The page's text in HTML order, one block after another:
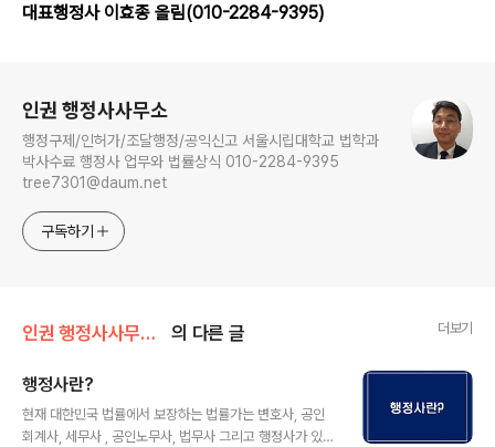
대표행정사 이효종 올림(010-2284-9395)
인권 행정사사무소
행정구제/인허가/조달행정/공익신고 서울시립대학교 법학과
박사수료 행정사 업무와 법률상식 010-2284-9395
tree7301@daum.net
구독하기
인권 행정사사무소 소개 의 다른 글 더보기
행정사란?
현재 대한민국 법률에서 보장하는 법률가는 변호사, 공인
회계사, 세무사 , 공인노무사, 법무사 그리고 행정사가 있습